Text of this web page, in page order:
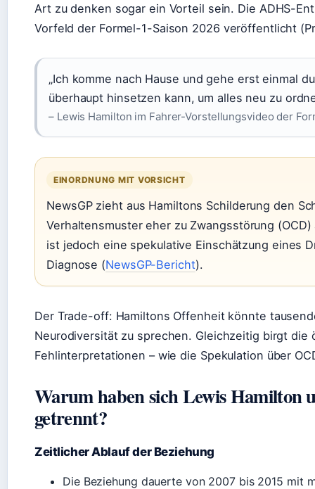
Art zu denken sogar ein Vorteil sein. Die ADHS-
Vorfeld der Formel-1-Saison 2026 veröffentlicht
„Ich komme nach Hause und gehe erst einmal
überhaupt hinsetzen kann, um alles neu zu
– Lewis Hamilton im Fahrer-Vorstellungsvideo der
EINORDNUNG MIT VORSICHT
NewsGP zieht aus Hamiltons Schilderung den
Verhaltensmuster eher zu Zwangsstörung
ist jedoch eine spekulative Einschätzung eines
Diagnose (NewsGP-Bericht).
Der Trade-off: Hamiltons Offenheit könnte
Neurodiversität zu sprechen. Gleichzeitig birgt die
Fehlinterpretationen – wie die Spekulation über
Warum haben sich Lewis Hamilton
getrennt?
Zeitlicher Ablauf der Beziehung
Die Beziehung dauerte von 2007 bis 2015 mit